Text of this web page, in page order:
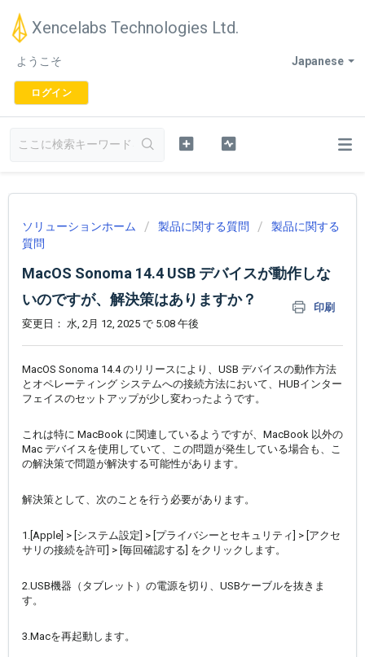
Xencelabs Technologies Ltd.
Japanese
ようこそ
ログイン
ソリューションホーム 製品に関する質問
製品に関する
質問
MacOS Sonoma 14.4 USB デバイスが動作しな
いのですが、解決策はありますか？
印刷
変更日： 水, 2月 12, 2025 で 5:08 午後
MacOS Sonoma 14.4 のリリースにより、USB デバイスの動作方法
とオペレーティング システムへの接続方法において、HUBインター
フェイスのセットアップが少し変わったようです。
これは特に MacBook に関連しているようですが、MacBook 以外の
Mac デバイスを使用していて、この問題が発生している場合も、こ
の解決策で問題が解決する可能性があります。
解決策として、次のことを行う必要があります。
1.[Apple] > [システム設定] > [プライバシーとセキュリティ] > [アクセ
サリの接続を許可] > [毎回確認する] をクリックします。
2.USB機器（タブレット）の電源を切り、USBケーブルを抜きま
す。
3.Macを再起動します。